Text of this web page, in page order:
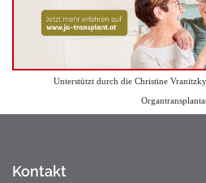
Unterstützt durch die Christine
Kontakt